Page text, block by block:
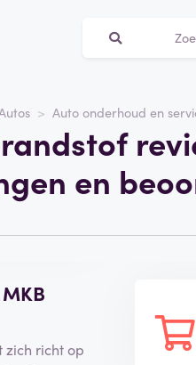
Auto onderhoud en
en
zich richt op